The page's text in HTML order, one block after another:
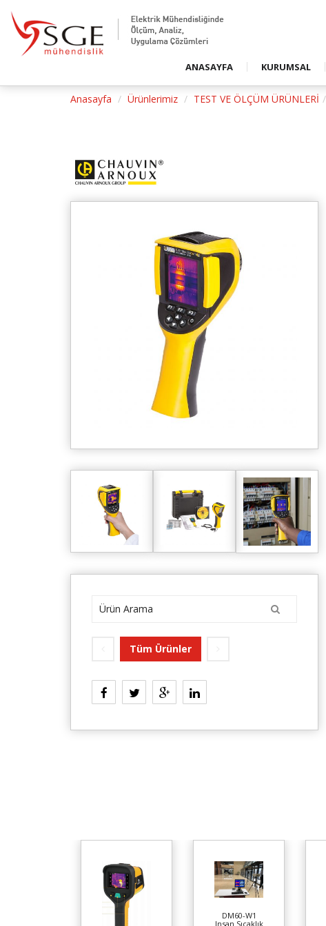
ANASAYFA KURUMSAL
Basında SGE
Anasayfa Ürünlerimiz TEST VE ÖLÇÜM ÜRÜNLERİ
Tüm Ürünler
DM60-W1
Insan Sıcaklık